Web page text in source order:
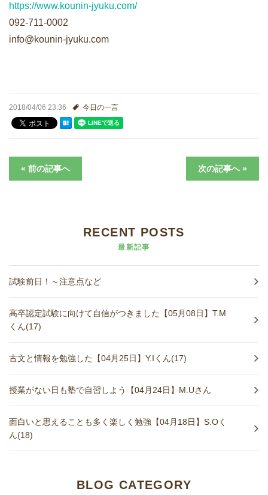
進学実績
https://www.kounin-jyuku.com/
092-711-0002
info@kounin-jyuku.com
2018/04/06 23:36 今日の一言
« 前の記事へ 次の記事へ »
RECENT POSTS
最新記事
試験前日！～注意点など
高卒認定試験に向けて自信がつきました【05月08日】T.M
くん(17)
古文と情報を勉強した【04月25日】Y.Iくん(17)
授業がない日も塾で自習しよう【04月24日】M.Uさん
面白いと思えることも多く楽しく勉強【04月18日】S.Oく
ん(18)
BLOG CATEGORY